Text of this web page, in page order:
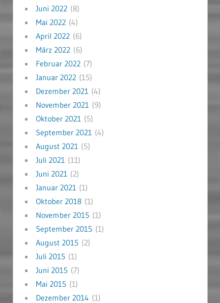
Juni 2022(8)
Mai 2022(4)
April 2022(6)
März 2022(6)
Februar 2022(7)
Januar 2022(15)
Dezember 2021 (4)
November 2021 (9)
Oktober 2021 (5)
September 2021 (4)
August 2021 (5)
Juli 2021 (11)
Juni 2021 (2)
Januar 2021 (1)
Oktober 2018(1)
November 2015 (1)
September 2015 (1)
August 2015 (2)
Juli 2015 (1)
Juni 2015 (7)
Mai 2015 (1)
Dezember 2014 (1)